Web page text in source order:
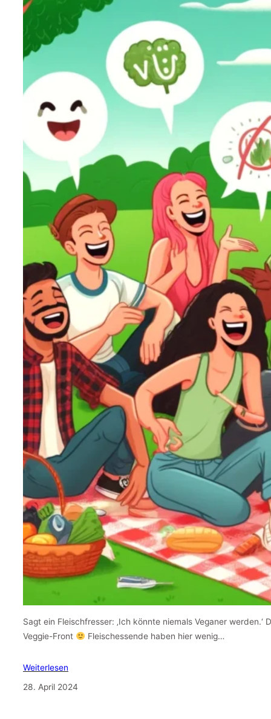
Sagt ein Fleischfresser: ‚Ich könnte niemals Veganer
Veggie-Front
Fleischessende haben hier wenig…
Weiterlesen
28. April 2024